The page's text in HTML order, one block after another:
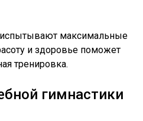
испытывают максимальные
и здоровье поможет
тренировка.
гимнастики